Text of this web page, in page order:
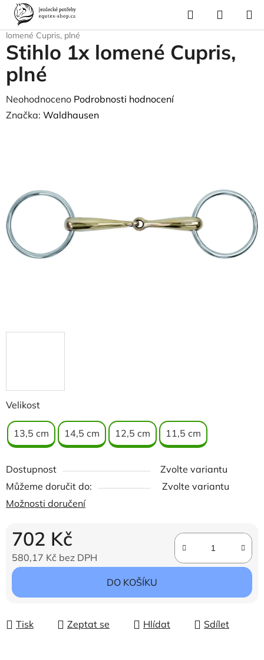
Přejít
obsah
Hledat
KOŠÍK
Domů
Pro koně
lomené Cupris, plné
Velikost
13,5 cm 14,5 cm 12,5 cm 11,5 cm
Dostupnost
Zvolte variantu
Můžeme doručit do:
Zvolte variantu
Možnosti doručení
702 Kč
580,17 Kč bez DPH
Měrná cena:
DO KOŠÍKU
Tisk Zeptat se Hlídat Sdílet
Stihlo 1x lomené Cupris,
plné
Průměrné
hodnocení
hvězdiček.
Neohodnoceno Podrobnosti hodnocení
Značka: Waldhausen